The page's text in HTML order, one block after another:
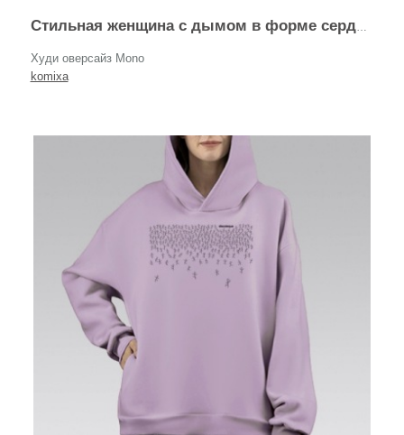
Стильная женщина с дымом в форме сердца AMOUR
Худи оверсайз Mono
komixa